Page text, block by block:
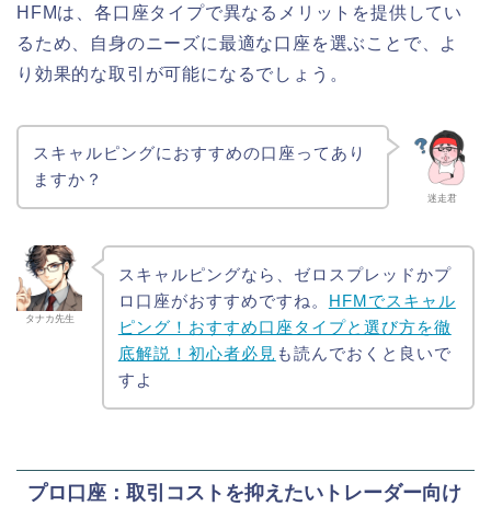
HFMは、各口座タイプで異なるメリットを提供してい
るため、自身のニーズに最適な口座を選ぶことで、よ
り効果的な取引が可能になるでしょう。
迷走君
スキャルピングにおすすめの口座ってあり
ますか？
タナカ先生
スキャルピングなら、ゼロスプレッドかプ
ロ口座がおすすめですね。 HFMでスキャル
ピング！おすすめ口座タイプと選び方を徹
底解説！初心者必見 も読んでおくと良いで
すよ
プロ口座：取引コストを抑えたいトレーダー向け